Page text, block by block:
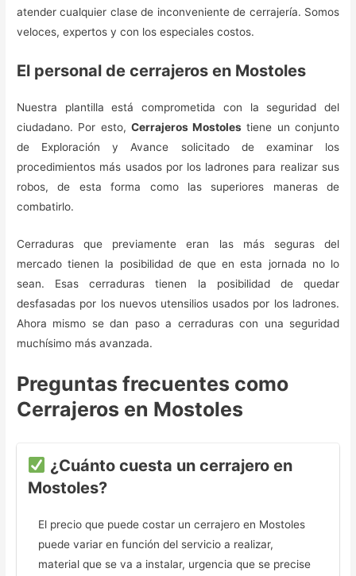
atender cualquier clase de inconveniente de cerrajería. Somos
veloces, expertos y con los especiales costos.
El personal de cerrajeros en Mostoles
Nuestra plantilla está comprometida con la seguridad del
ciudadano. Por esto, Cerrajeros Mostoles tiene un conjunto
de Exploración y Avance solicitado de examinar los
procedimientos más usados por los ladrones para realizar sus
robos, de esta forma como las superiores maneras de
combatirlo.
Cerraduras que previamente eran las más seguras del
mercado tienen la posibilidad de que en esta jornada no lo
sean. Esas cerraduras tienen la posibilidad de quedar
desfasadas por los nuevos utensilios usados por los ladrones.
Ahora mismo se dan paso a cerraduras con una seguridad
muchísimo más avanzada.
Preguntas frecuentes como
Cerrajeros en Mostoles
¿Cuánto cuesta un cerrajero en
Mostoles?
El precio que puede costar un cerrajero en Mostoles
puede variar en función del servicio a realizar,
material que se va a instalar, urgencia que se precise